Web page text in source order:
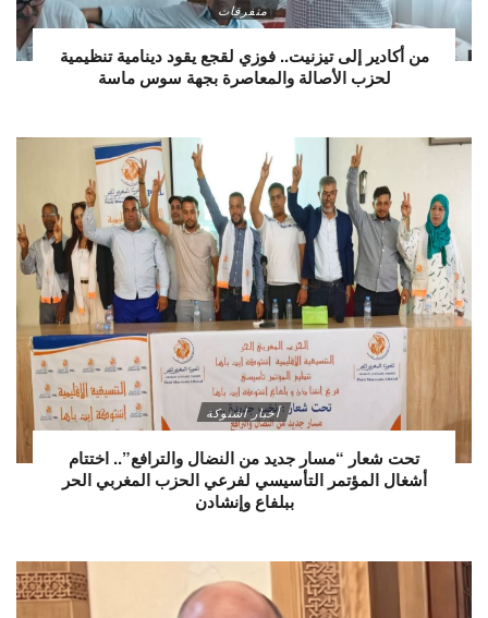
متفرقات
من أكادير إلى تيزنيت.. فوزي لقجع يقود دينامية تنظيمية
لحزب الأصالة والمعاصرة بجهة سوس ماسة
أخبار اشتوكة
تحت شعار “مسار جديد من النضال والترافع”.. اختتام
أشغال المؤتمر التأسيسي لفرعي الحزب المغربي الحر
ببلفاع وإنشادن